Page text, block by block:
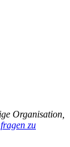
Organisation,
zu